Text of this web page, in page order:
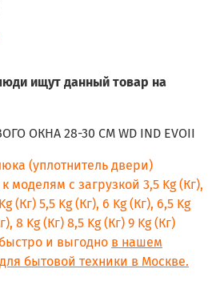
HZ
ищут данный товар на
ОКНА 28-30 CM WD IND EVOII
(уплотнитель двери)
с загрузкой 3,5 Kg (Кг),
(Кг) 5,5 Kg (Кг), 6 Kg (Кг), 6,5 Kg
8 Kg (Кг) 8,5 Kg (Кг) 9 Kg (Кг)
и выгодно в нашем
бытовой техники в Москве.